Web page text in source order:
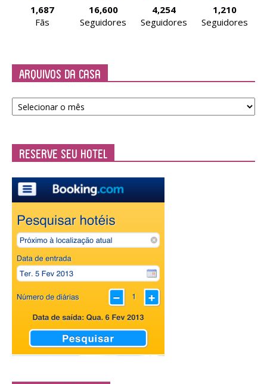
1,687
Fãs
16,600
Seguidores
4,254
Seguidores
1,210
Seguidores
Arquivos da Casa
Arquivos
da
Reserve seu Hotel